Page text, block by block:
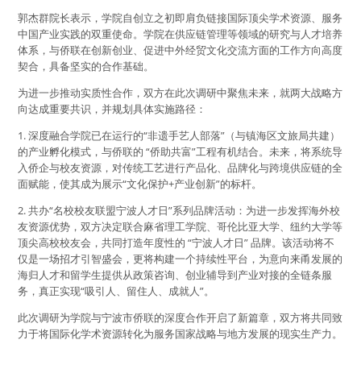
郭杰群院长表示，学院自创立之初即肩负链接国际顶尖学术资源、服务
中国产业实践的双重使命。学院在供应链管理等领域的研究与人才培养
体系，与侨联在创新创业、促进中外经贸文化交流方面的工作方向高度
契合，具备坚实的合作基础。
为进一步推动实质性合作，双方在此次调研中聚焦未来，就两大战略方
向达成重要共识，并规划具体实施路径：
1. 深度融合学院已在运行的“非遗手艺人部落”（与镇海区文旅局共建）
的产业孵化模式，与侨联的 “侨助共富”工程有机结合。未来，将系统导
入侨企与校友资源，对传统工艺进行产品化、品牌化与跨境供应链的全
面赋能，使其成为展示“文化保护+产业创新”的标杆。
2. 共办“名校校友联盟宁波人才日”系列品牌活动：为进一步发挥海外校
友资源优势，双方决定联合麻省理工学院、哥伦比亚大学、纽约大学等
顶尖高校校友会，共同打造年度性的 “宁波人才日” 品牌。该活动将不
仅是一场招才引智盛会，更将构建一个持续性平台，为意向来甬发展的
海归人才和留学生提供从政策咨询、创业辅导到产业对接的全链条服
务，真正实现“吸引人、留住人、成就人”。
此次调研为学院与宁波市侨联的深度合作开启了新篇章，双方将共同致
力于将国际化学术资源转化为服务国家战略与地方发展的现实生产力。